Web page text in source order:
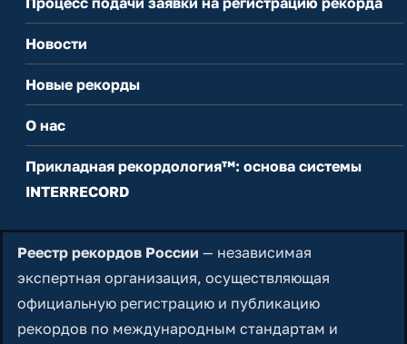
Новости
Новые рекорды
О нас
Прикладная рекордология™: основа системы
INTERRECORD
Реестр рекордов России — независимая
экспертная организация, осуществляющая
официальную регистрацию и публикацию
рекордов по международным стандартам и